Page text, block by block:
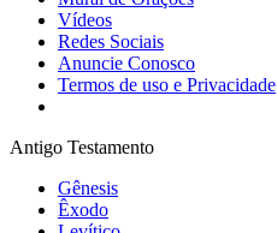
Vídeos
Redes Sociais
Anuncie Conosco
Termos de uso e Privacidade
Antigo Testamento
Gênesis
Êxodo